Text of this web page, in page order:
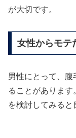
が大切です。
女性からモテ
男性にとって、
ることがありま
を検討してみると